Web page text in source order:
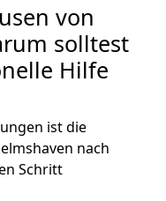
von
solltest
Hilfe
ist die
nach
Schritt